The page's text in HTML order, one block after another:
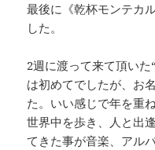
最後に《乾杯モンテカ
した。
2週に渡って来て頂い
は初めてでしたが、お
た。いい感じで年を重
世界中を歩き、人と出
てきた事が音楽、アル